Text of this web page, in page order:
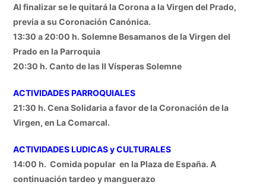
Al finalizar se le quitará la Corona a la Virgen del Prado,
previa a su Coronación Canónica.
13:30 a 20:00 h. Solemne Besamanos de la Virgen del
Prado en la Parroquia
20:30 h. Canto de las II Vísperas Solemne
ACTIVIDADES PARROQUIALES
21:30 h. Cena Solidaria a favor de la Coronación de la
Virgen, en La Comarcal.
ACTIVIDADES LUDICAS y CULTURALES
14:00 h. Comida popular en la Plaza de España. A
continuación tardeo y manguerazo